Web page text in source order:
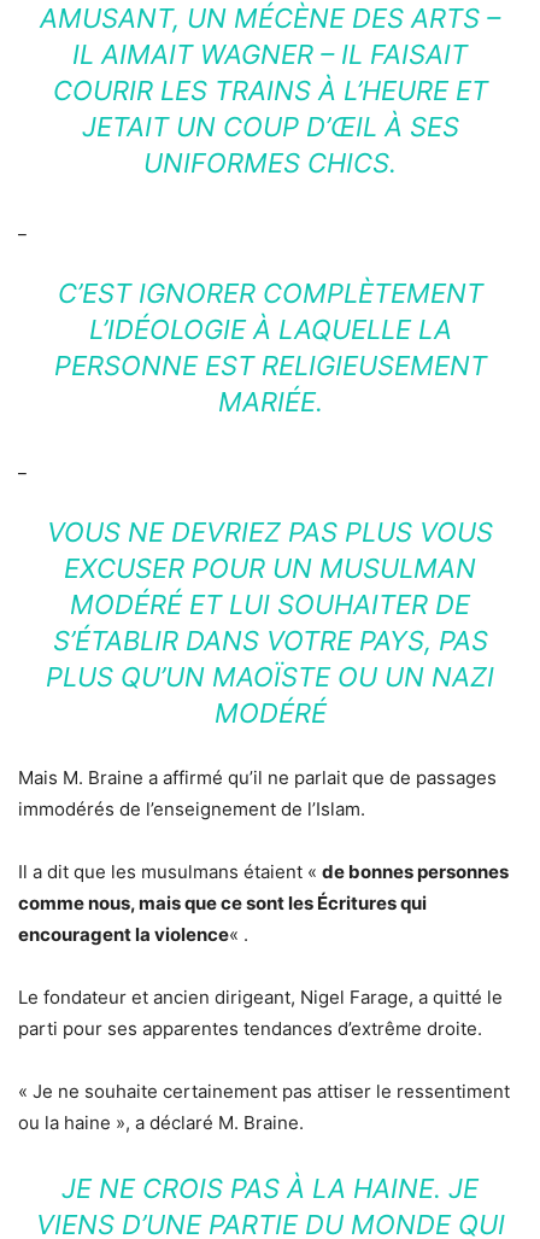
AMUSANT, UN MÉCÈNE DES ARTS –
IL AIMAIT WAGNER – IL FAISAIT
COURIR LES TRAINS À L’HEURE ET
JETAIT UN COUP D’ŒIL À SES
UNIFORMES CHICS.
C’EST IGNORER COMPLÈTEMENT
L’IDÉOLOGIE À LAQUELLE LA
PERSONNE EST RELIGIEUSEMENT
MARIÉE.
VOUS NE DEVRIEZ PAS PLUS VOUS
EXCUSER POUR UN MUSULMAN
MODÉRÉ ET LUI SOUHAITER DE
S’ÉTABLIR DANS VOTRE PAYS, PAS
PLUS QU’UN MAOÏSTE OU UN NAZI
MODÉRÉ
Mais M. Braine a affirmé qu’il ne parlait que de passages
immodérés de l’enseignement de l’Islam.
Il a dit que les musulmans étaient « de bonnes personnes
comme nous, mais que ce sont les Écritures qui
encouragent la violence« .
Le fondateur et ancien dirigeant, Nigel Farage, a quitté le
parti pour ses apparentes tendances d’extrême droite.
« Je ne souhaite certainement pas attiser le ressentiment
ou la haine », a déclaré M. Braine.
JE NE CROIS PAS À LA HAINE. JE
VIENS D’UNE PARTIE DU MONDE QUI